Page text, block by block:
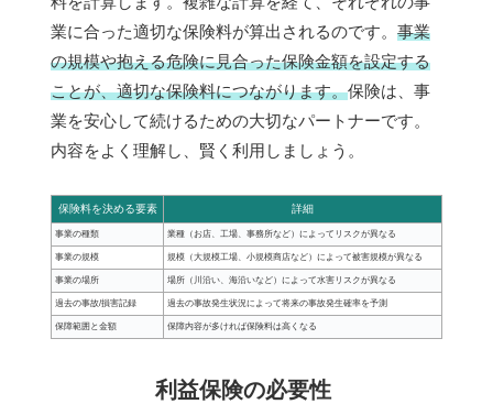
業に合った適切な保険料が算出されるのです。 事業
の規模や抱える危険に見合った保険金額を設定する
ことが、適切な保険料につながります。保険は、事
業を安心して続けるための大切なパートナーです。
内容をよく理解し、賢く利用しましょう。
保険料を決める要素 詳細
事業の種類 業種（お店、工場、事務所など）によってリスクが異なる
事業の規模 規模（大規模工場、小規模商店など）によって被害規模が異なる
事業の場所 場所（川沿い、海沿いなど）によって水害リスクが異なる
過去の事故/損害記録 過去の事故発生状況によって将来の事故発生確率を予測
保障範囲と金額 保障内容が多ければ保険料は高くなる
利益保険の必要性